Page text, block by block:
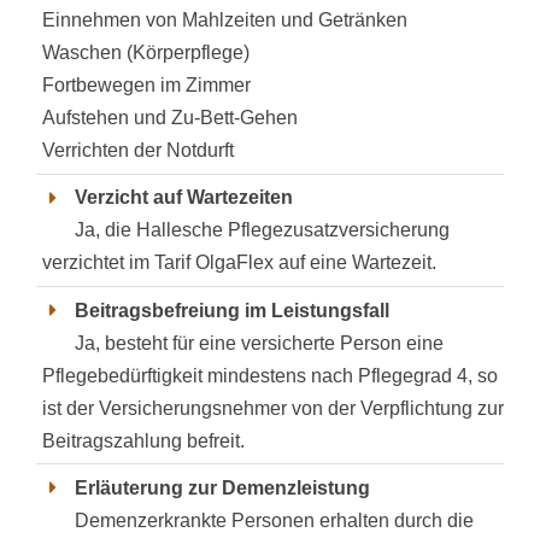
Einnehmen von Mahlzeiten und Getränken
Waschen (Körperpflege)
Fortbewegen im Zimmer
Aufstehen und Zu-Bett-Gehen
Verrichten der Notdurft
Verzicht auf Wartezeiten
Ja, die Hallesche Pflegezusatzversicherung
verzichtet im Tarif OlgaFlex auf eine Wartezeit.
Beitragsbefreiung im Leistungsfall
Ja, besteht für eine versicherte Person eine
Pflegebedürftigkeit mindestens nach Pflegegrad 4, so
ist der Versicherungsnehmer von der Verpflichtung zur
Beitragszahlung befreit.
Erläuterung zur Demenzleistung
Demenzerkrankte Personen erhalten durch die